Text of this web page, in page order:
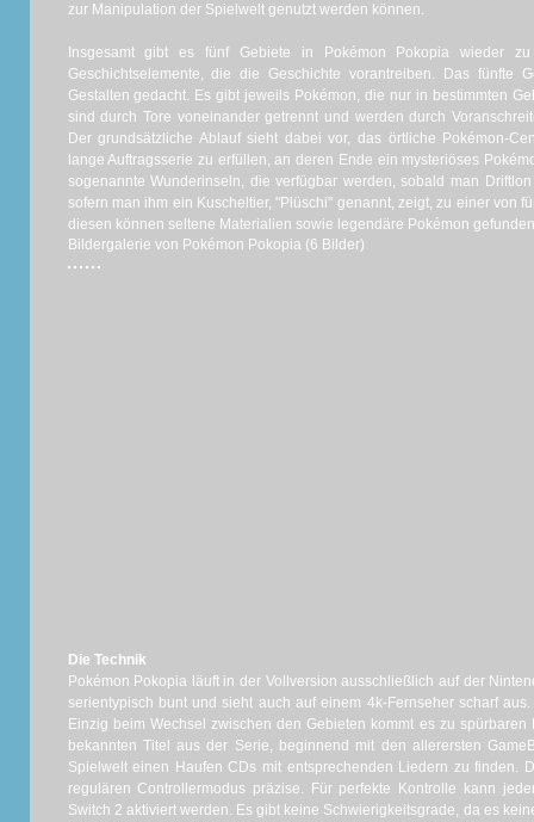
zur Manipulation der Spielwelt genutzt werden können.
Insgesamt gibt es fünf Gebiete in Pokémon Pokopia wieder
Geschichtselemente, die die Geschichte vorantreiben. Das fünfte
Gestalten gedacht. Es gibt jeweils Pokémon, die nur in bestimmten
sind durch Tore voneinander getrennt und werden durch
Der grundsätzliche Ablauf sieht dabei vor, das örtliche Pokémon-
lange Auftragsserie zu erfüllen, an deren Ende ein mysteriöses
sogenannte Wunderinseln, die verfügbar werden, sobald man
sofern man ihm ein Kuscheltier, "Plüschi" genannt, zeigt, zu einer von
diesen können seltene Materialien sowie legendäre Pokémon
Bildergalerie von Pokémon Pokopia (6 Bilder)
Die Technik
Pokémon Pokopia läuft in der Vollversion ausschließlich auf der
serientypisch bunt und sieht auch auf einem 4k-Fernseher scharf
Einzig beim Wechsel zwischen den Gebieten kommt es zu
bekannten Titel aus der Serie, beginnend mit den allerersten
Spielwelt einen Haufen CDs mit entsprechenden Liedern zu finden.
regulären Controllermodus präzise. Für perfekte Kontrolle kann
Switch 2 aktiviert werden. Es gibt keine Schwierigkeitsgrade, da es